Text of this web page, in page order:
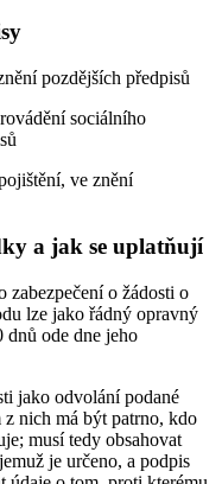
pozdějších předpisů
sociálního
ve znění
a jak se uplatňují
zabezpečení o žádosti o
lze jako řádný opravný
dnů ode dne jeho
jako odvolání podané
nich má být patrno, kdo
musí tedy obsahovat
je určeno, a podpis